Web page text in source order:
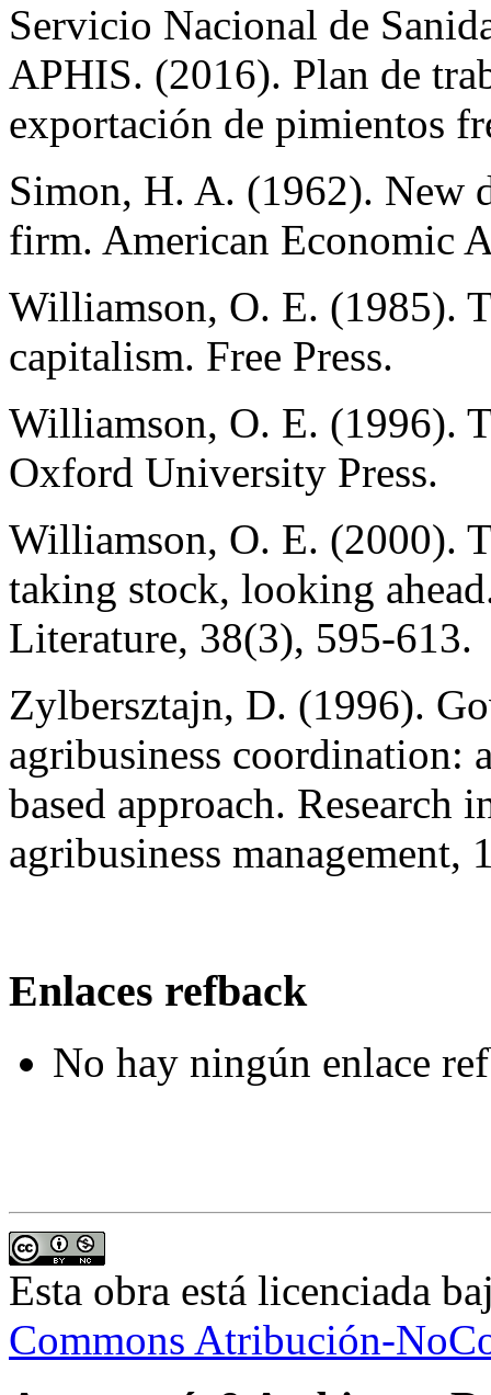
Servicio Nacional de
APHIS. (2016). Plan de
exportación de pimientos
Simon, H. A. (1962). New
firm. American Economic
Williamson, O. E. (1985).
capitalism. Free Press.
Williamson, O. E. (1996).
Oxford University Press.
Williamson, O. E. (2000).
taking stock, looking
Literature, 38(3), 595-613.
Zylbersztajn, D. (1996).
agribusiness coordination:
based approach. Research
agribusiness management,
Enlaces refback
No hay ningún enlace
Esta obra está licenciada
Commons Atribución-